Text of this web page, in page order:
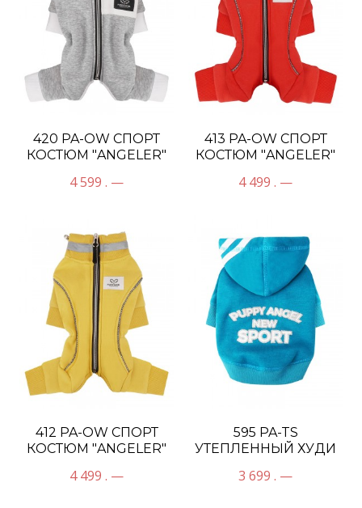
420 PA-OW СПОРТ
КОСТЮМ "ANGELER"
4 599 . —
413 PA-OW СПОРТ
КОСТЮМ "ANGELER"
4 499 . —
412 PA-OW СПОРТ
КОСТЮМ "ANGELER"
4 499 . —
595 PA-TS
УТЕПЛЕННЫЙ ХУДИ
3 699 . —